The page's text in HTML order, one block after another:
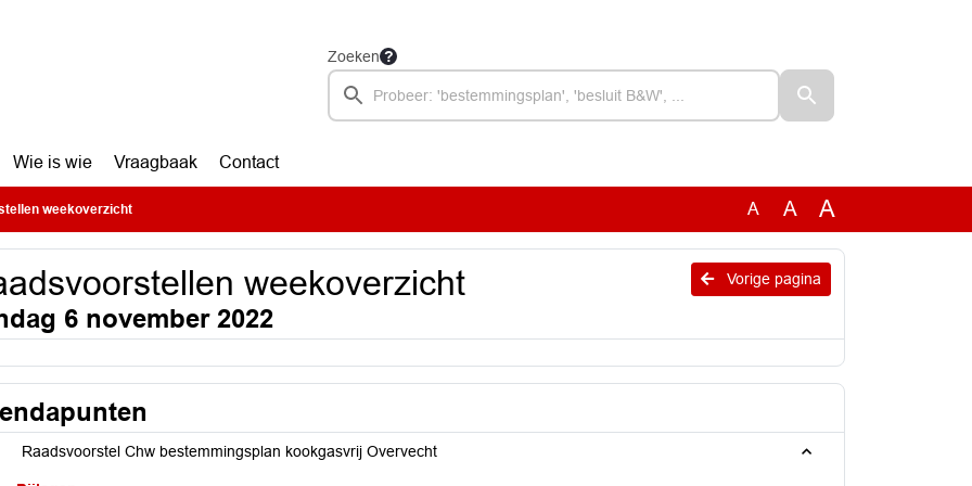
Zoeken
Wie is wie Vraagbaak Contact
weekoverzicht A A A
Vorige pagina
weekoverzicht
6 november 2022
Raadsvoorstel Chw bestemmingsplan kookgasvrij Overvecht